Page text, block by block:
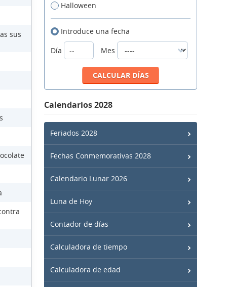
sus
Halloween
Introduce una fecha
Día
Mes
Calendarios 2028
Feriados 2028
Fechas Conmemorativas 2028
Calendario Lunar 2026
Luna de Hoy
Contador de días
Calculadora de tiempo
Calculadora de edad